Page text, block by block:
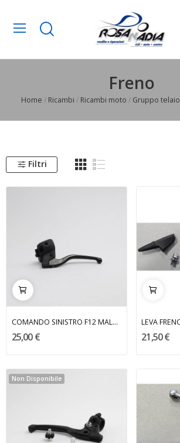
Freno
Home Ricambi Ricambi moto Gruppo telaio
Filtri
COMANDO SINISTRO F12 MALAGUTI
25,00 € 21,50 €
Non Disponibile